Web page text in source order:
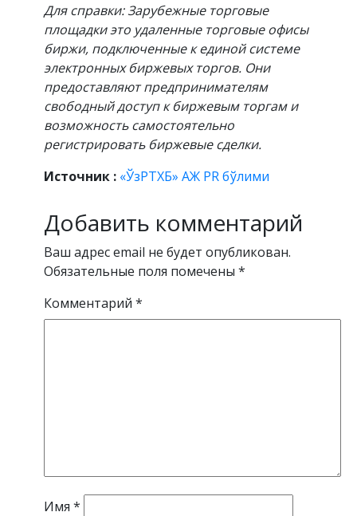
Для справки: Зарубежные торговые
площадки это удаленные торговые офисы
биржи, подключенные к единой системе
электронных биржевых торгов. Они
предоставляют предпринимателям
свободный доступ к биржевым торгам и
возможность самостоятельно
регистрировать биржевые сделки.
Источник : «ЎзРТХБ» АЖ PR бўлими
Добавить комментарий
Ваш адрес email не будет опубликован.
Обязательные поля помечены *
Комментарий *
Имя *